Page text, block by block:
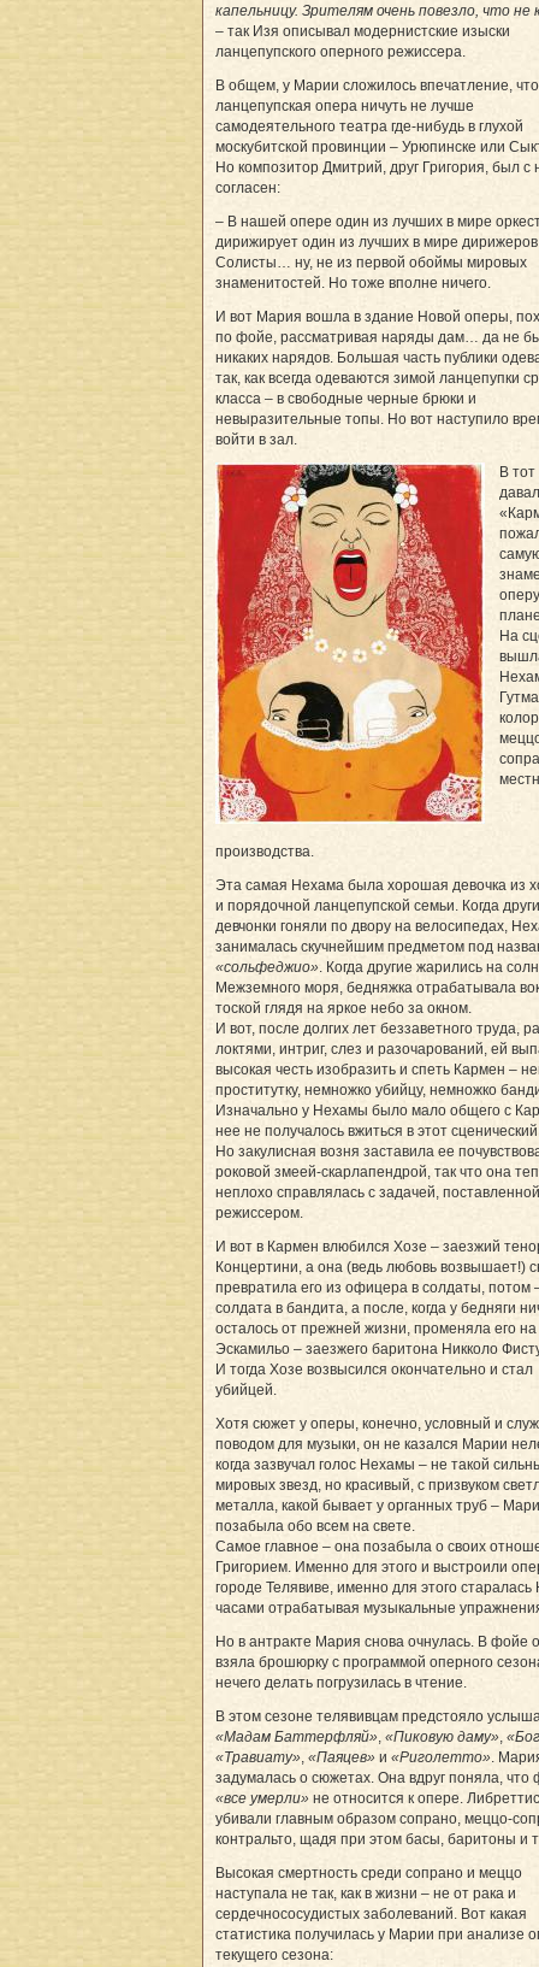
капельницу. Зрителям очень повезло, что не
– так Изя описывал модернистские изыски
ланцепупского оперного режиссера.
В общем, у Марии сложилось впечатление, что
ланцепупская опера ничуть не лучше
самодеятельного театра где-нибудь в глухой
москубитской провинции – Урюпинске или
Но композитор Дмитрий, друг Григория, был с
согласен:
– В нашей опере один из лучших в мире
дирижирует один из лучших в мире
Солисты… ну, не из первой обоймы мировых
знаменитостей. Но тоже вполне ничего.
И вот Мария вошла в здание Новой оперы,
по фойе, рассматривая наряды дам… да не
никаких нарядов. Большая часть публики
так, как всегда одеваются зимой ланцепупки
класса – в свободные черные брюки и
невыразительные топы. Но вот наступило
войти в зал.
В тот
На
производства.
Эта самая Нехама была хорошая девочка из
и порядочной ланцепупской семьи. Когда
девчонки гоняли по двору на велосипедах,
занималась скучнейшим предметом под
«сольфеджио». Когда другие жарились на
Межземного моря, бедняжка отрабатывала
тоской глядя на яркое небо за окном.
И вот, после долгих лет беззаветного труда,
локтями, интриг, слез и разочарований, ей
высокая честь изобразить и спеть Кармен –
проститутку, немножко убийцу, немножко
Изначально у Нехамы было мало общего с
нее не получалось вжиться в этот
Но закулисная возня заставила ее
роковой змеей-скарлапендрой, так что она
неплохо справлялась с задачей, поставленной
режиссером.
И вот в Кармен влюбился Хозе – заезжий
Концертини, а она (ведь любовь возвышает!)
превратила его из офицера в солдаты, потом
солдата в бандита, а после, когда у бедняги
осталось от прежней жизни, променяла его на
Эскамильо – заезжего баритона Никколо
И тогда Хозе возвысился окончательно и стал
убийцей.
Хотя сюжет у оперы, конечно, условный и
поводом для музыки, он не казался Марии
когда зазвучал голос Нехамы – не такой
мировых звезд, но красивый, с призвуком
металла, какой бывает у органных труб –
позабыла обо всем на свете.
Самое главное – она позабыла о своих
Григорием. Именно для этого и выстроили
городе Телявиве, именно для этого
часами отрабатывая музыкальные
Но в антракте Мария снова очнулась. В фойе
взяла брошюрку с программой оперного
нечего делать погрузилась в чтение.
В этом сезоне телявивцам предстояло
«Мадам Баттерфляй», «Пиковую даму»,
«Травиату», «Паяцев» и «Риголетто».
задумалась о сюжетах. Она вдруг поняла, что
«все умерли» не относится к опере.
убивали главным образом сопрано, меццо-
контральто, щадя при этом басы, баритоны и
Высокая смертность среди сопрано и меццо
наступала не так, как в жизни – не от рака и
сердечнососудистых заболеваний. Вот какая
статистика получилась у Марии при анализе
текущего сезона: